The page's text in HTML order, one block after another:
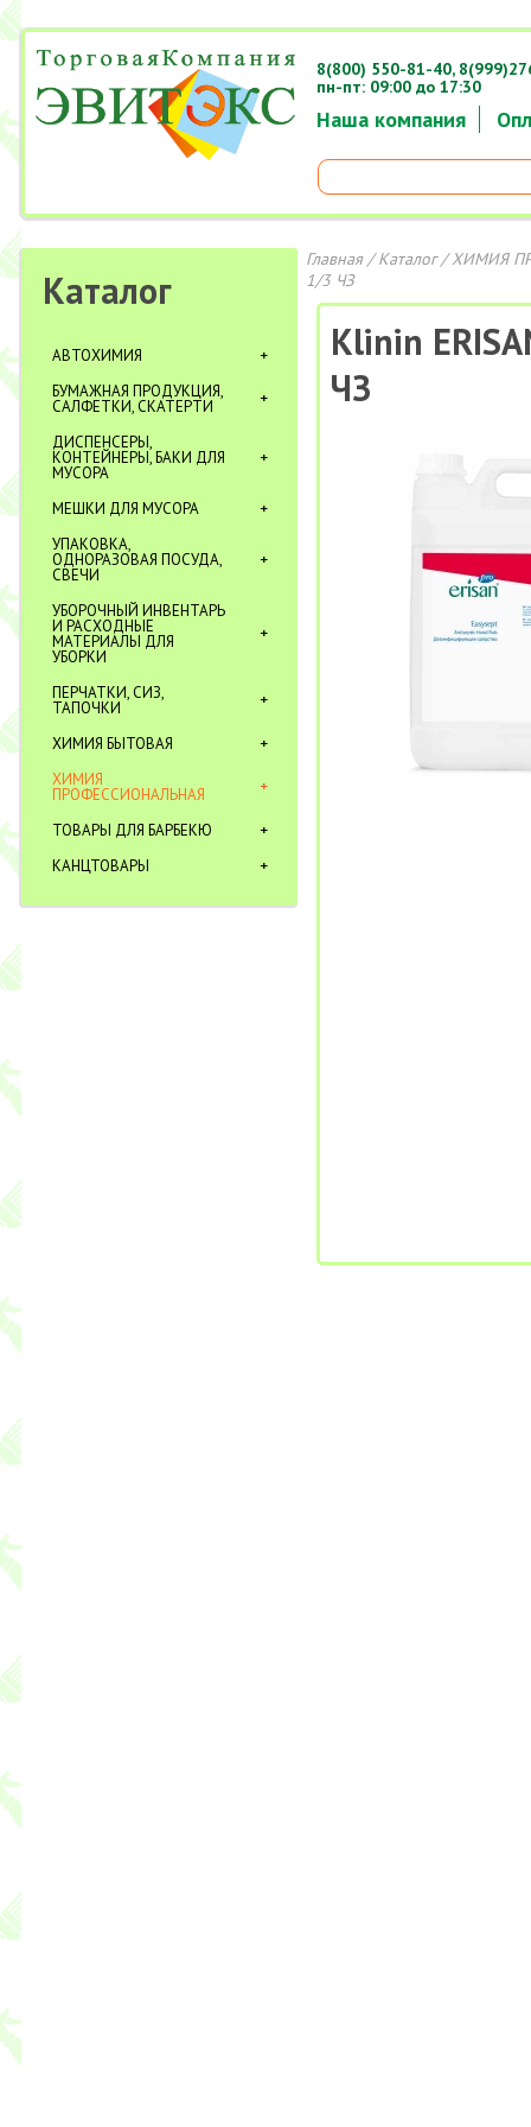
Наша компания
8(800) 550-81-40,
пн-пт: 09:00 до 17:30
Каталог
АВТОХИМИЯ
БУМАЖНАЯ ПРОДУКЦИЯ,
САЛФЕТКИ, СКАТЕРТИ
ДИСПЕНСЕРЫ,
КОНТЕЙНЕРЫ, БАКИ ДЛЯ
МУСОРА
МЕШКИ ДЛЯ МУСОРА
УПАКОВКА,
ОДНОРАЗОВАЯ ПОСУДА,
СВЕЧИ
УБОРОЧНЫЙ ИНВЕНТАРЬ
И РАСХОДНЫЕ
МАТЕРИАЛЫ ДЛЯ
УБОРКИ
ПЕРЧАТКИ, СИЗ,
ТАПОЧКИ
ХИМИЯ БЫТОВАЯ
ХИМИЯ
ПРОФЕССИОНАЛЬНАЯ
ТОВАРЫ ДЛЯ БАРБЕКЮ
КАНЦТОВАРЫ
Главная/Каталог/ХИМИЯ
1/3 ЧЗ
Klinin
ЧЗ